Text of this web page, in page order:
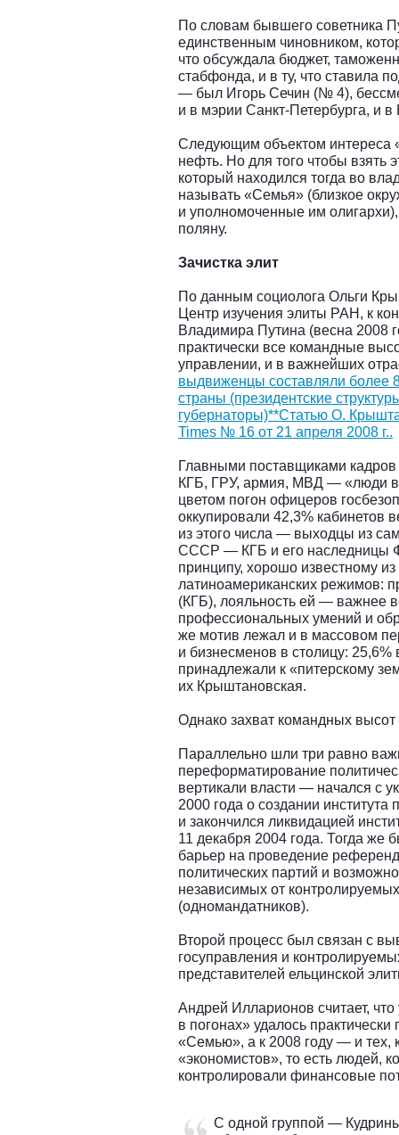
По словам бывшего советника
единственным чиновником,
что обсуждала бюджет,
стабфонда, и в ту, что ставила
— был Игорь Сечин (№ 4),
и в мэрии Санкт-Петербурга, и
Следующим объектом интереса
нефть. Но для того чтобы взять
который находился тогда во
называть «Семья» (близкое
и уполномоченные им
поляну.
Зачистка элит
По данным социолога Ольги
Центр изучения элиты РАН, к
Владимира Путина (весна 2008
практически все командные
управлении, и в важнейших
выдвиженцы составляли более
страны (президентские
губернаторы)**Статью О.
Times № 16 от 21 апреля 2008 г..
Главными поставщиками
КГБ, ГРУ, армия, МВД — «люди в
цветом погон офицеров
оккупировали 42,3% кабинетов
из этого числа — выходцы из
СССР — КГБ и его наследницы
принципу, хорошо известному
латиноамериканских режимов:
(КГБ), лояльность ей — важнее
профессиональных умений и
же мотив лежал и в массовом
и бизнесменов в столицу:
принадлежали к «питерскому
их Крыштановская.
Однако захват командных
Параллельно шли три равно
переформатирование
вертикали власти — начался с
2000 года о создании
и закончился ликвидацией
11 декабря 2004 года. Тогда же
барьер на проведение
политических партий и
независимых от
(одномандатников).
Второй процесс был связан с
госуправления и
представителей ельцинской
Андрей Илларионов считает,
в погонах» удалось
«Семью», а к 2008 году — и тех,
«экономистов», то есть людей,
контролировали финансовые
С одной группой —